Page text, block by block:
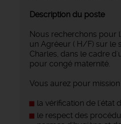
Description du poste
Nous recherchons pour
un Agréeur ( H/F) sur le
Charles, dans le cadre
pour congé maternité.
Vous aurez pour mission
la vérification de l'état
le respect des